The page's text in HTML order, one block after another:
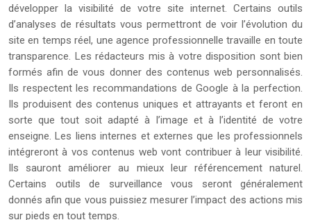
développer la visibilité de votre site internet. Certains outils
d’analyses de résultats vous permettront de voir l’évolution du
site en temps réel, une agence professionnelle travaille en toute
transparence. Les rédacteurs mis à votre disposition sont bien
formés afin de vous donner des contenus web personnalisés.
Ils respectent les recommandations de Google à la perfection.
Ils produisent des contenus uniques et attrayants et feront en
sorte que tout soit adapté à l’image et à l’identité de votre
enseigne. Les liens internes et externes que les professionnels
intégreront à vos contenus web vont contribuer à leur visibilité.
Ils sauront améliorer au mieux leur référencement naturel.
Certains outils de surveillance vous seront généralement
donnés afin que vous puissiez mesurer l’impact des actions mis
sur pieds en tout temps.